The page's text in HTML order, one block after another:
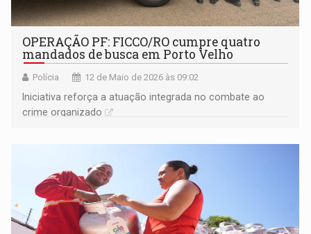
OPERAÇÃO PF: FICCO/RO cumpre quatro
mandados de busca em Porto Velho
Polícia 12 de Maio de 2026 às 09:02
Iniciativa reforça a atuação integrada no combate ao
crime organizado